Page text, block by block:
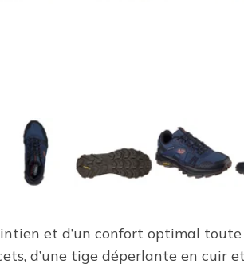
et d’un confort optimal
d’une tige déperlante en cuir